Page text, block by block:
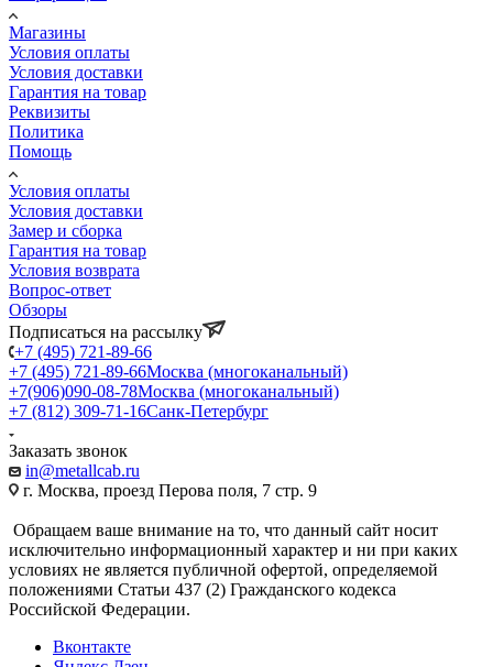
Магазины
Условия оплаты
Условия доставки
Гарантия на товар
Реквизиты
Политика
Помощь
Условия оплаты
Условия доставки
Замер и сборка
Гарантия на товар
Условия возврата
Вопрос-ответ
Обзоры
Подписаться на рассылку
+7 (495) 721-89-66
+7 (495) 721-89-66Москва (многоканальный)
+7(906)090-08-78Москва (многоканальный)
+7 (812) 309-71-16Санк-Петербург
Заказать звонок
in@metallcab.ru
г. Москва, проезд Перова поля, 7 стр. 9
Обращаем ваше внимание на то, что данный сайт носит
исключительно информационный характер и ни при каких
условиях не является публичной офертой, определяемой
положениями Статьи 437 (2) Гражданского кодекса
Российской Федерации.
Вконтакте